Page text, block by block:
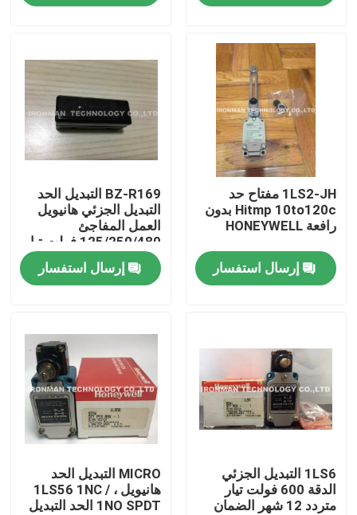
مسكن
منتجات
معلومات عنا
جولة في المعمل
مراقبة الجودة
حالات
وحدة هانيويل PLC
1LS2-JH مفتاح حد
Hitmp 10to120c بدون
رافعة HONEYWELL
إرسال استفسار
BZ-R169 التبديل الحد
التبديل الجزئي هانيويل
العمل المفاجئ
125/250/480 فولت تيار
متردد 12 شهرا الضمان
إرسال استفسار
1LS6 التبديل الجزئي
الدقة 600 فولت تيار
متردد 12 شهر الضمان
MICRO التبديل الحد
هانيويل ، 1LS56 1NC /
1NO SPDT الحد التبديل